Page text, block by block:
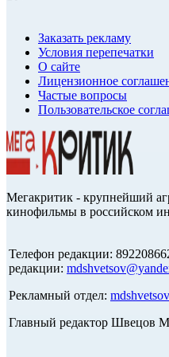
Заказать рекламу
Условия перепечатки
О сайте
Лицензионное
Частые вопросы
Пользовательское
Мегакритик - крупнейший
кинофильмы в российском
Телефон редакции:
редакции:
Рекламный отдел:
Главный редактор Швецов